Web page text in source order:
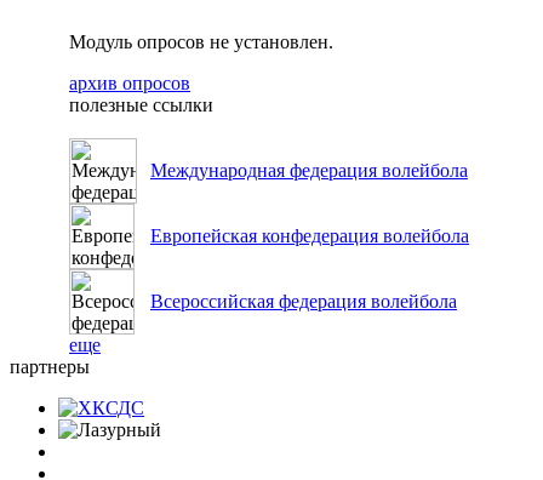
Модуль опросов не установлен.
архив опросов
полезные ссылки
Международная федерация волейбола
Европейская конфедерация волейбола
Всероссийская федерация волейбола
еще
партнеры